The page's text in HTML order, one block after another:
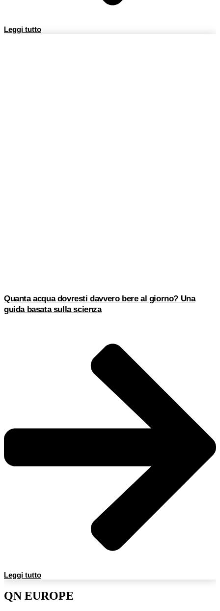
Leggi tutto
Quanta acqua dovresti davvero bere al giorno? Una
guida basata sulla scienza
Leggi tutto
QN EUROPE